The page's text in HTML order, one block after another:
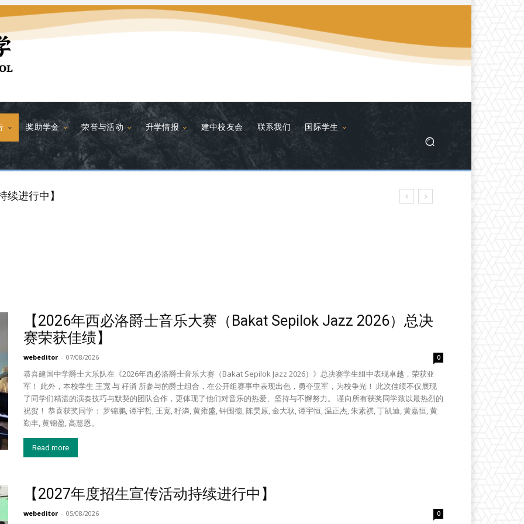
奖助学金 荣誉与活动 升学情报 建中校友会 联系我们 国际学生
进行中】
道德文化华语演讲比赛
【2026年西必洛爵士音乐大赛（Bakat Sepilok Jazz 2026）总决
赛荣获佳绩】
webeditor - 07/08/2026 0
恭喜建国中学爵士大乐队在《2026年西必洛爵士音乐大赛（Bakat Sepilok Jazz 2026）》总决赛学生组中表现卓越，荣获亚
军！ 此外，本校学生 王宽 与 秄潾 所参与的爵士组合，在公开组赛事中表现出色，勇夺亚军，为校争光！ 此次佳绩不仅展现
了同学们精湛的演奏技巧与默契的团队合作，更体现了他们对音乐的热爱、坚持与不懈努力。 谨向所有获奖同学致以最热烈的
祝贺！ 恭喜获奖同学： 罗锦鹏, 谭宇哲, 王宽, 秄潾, 黄雍盛, 钟围德, 陈昊原, 金大耿, 谭宇恒, 温正杰, 朱素祺, 丁凯迪, 黄嘉恒, 黄
勤丰, 黄锦盈, 高慧恩。
Read more
【2027年度招生宣传活动持续进行中】
webeditor - 05/08/2026 0